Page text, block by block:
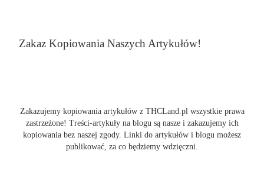
Zakaz Kopiowania Naszych Artykułów!
Zakazujemy kopiowania artykułów z THCLand.pl wszystkie prawa
zastrzeżone! Treści-artykuły na blogu są nasze i zakazujemy ich
kopiowania bez naszej zgody. Linki do artykułów i blogu możesz
publikować, za co będziemy wdzięczni.